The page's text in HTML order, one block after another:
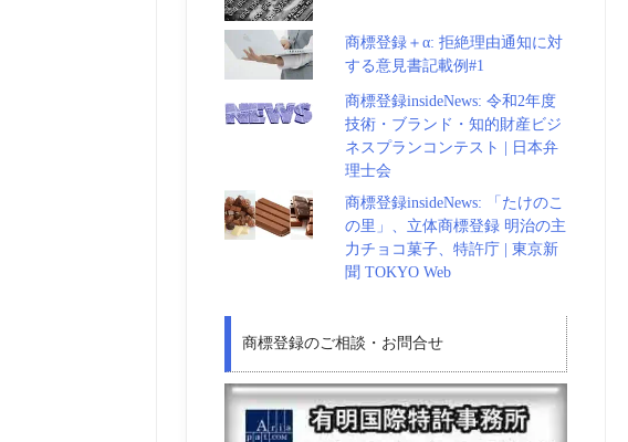
商標登録＋α: 拒絶理由通知に対
する意見書記載例#1
商標登録insideNews: 令和2年度
技術・ブランド・知的財産ビジ
ネスプランコンテスト | 日本弁
理士会
商標登録insideNews: 「たけのこ
の里」、立体商標登録 明治の主
力チョコ菓子、特許庁 | 東京新
聞 TOKYO Web
商標登録のご相談・お問合せ